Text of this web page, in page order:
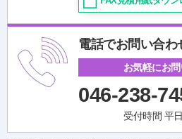
電話でお問い合わ
お気軽にお
046-238-
受付時間 平